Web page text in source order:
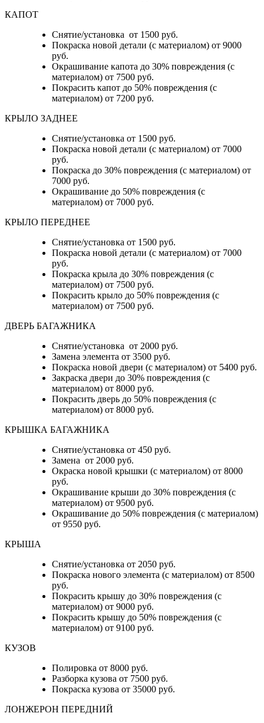
КАПОТ
Снятие/установка от 1500 руб.
Покраска новой детали (с материалом) от 9000
руб.
Окрашивание капота до 30% повреждения (с
материалом) от 7500 руб.
Покрасить капот до 50% повреждения (с
материалом) от 7200 руб.
КРЫЛО ЗАДНЕЕ
Снятие/установка от 1500 руб.
Покраска новой детали (с материалом) от 7000
руб.
Покраска до 30% повреждения (с материалом) от
7000 руб.
Окрашивание до 50% повреждения (с
материалом) от 7000 руб.
КРЫЛО ПЕРЕДНЕЕ
Снятие/установка от 1500 руб.
Покраска новой детали (с материалом) от 7000
руб.
Покраска крыла до 30% повреждения (с
материалом) от 7500 руб.
Покрасить крыло до 50% повреждения (с
материалом) от 7500 руб.
ДВЕРЬ БАГАЖНИКА
Снятие/установка от 2000 руб.
Замена элемента от 3500 руб.
Покраска новой двери (с материалом) от 5400 руб.
Закраска двери до 30% повреждения (с
материалом) от 8000 руб.
Покрасить дверь до 50% повреждения (с
материалом) от 8000 руб.
КРЫШКА БАГАЖНИКА
Снятие/установка от 450 руб.
Замена от 2000 руб.
Окраска новой крышки (с материалом) от 8000
руб.
Окрашивание крыши до 30% повреждения (с
материалом) от 9500 руб.
Окрашивание до 50% повреждения (с материалом)
от 9550 руб.
КРЫША
Снятие/установка от 2050 руб.
Покраска нового элемента (с материалом) от 8500
руб.
Покрасить крышу до 30% повреждения (с
материалом) от 9000 руб.
Покрасить крышу до 50% повреждения (с
материалом) от 9100 руб.
КУЗОВ
Полировка от 8000 руб.
Разборка кузова от 7500 руб.
Покраска кузова от 35000 руб.
ЛОНЖЕРОН ПЕРЕДНИЙ